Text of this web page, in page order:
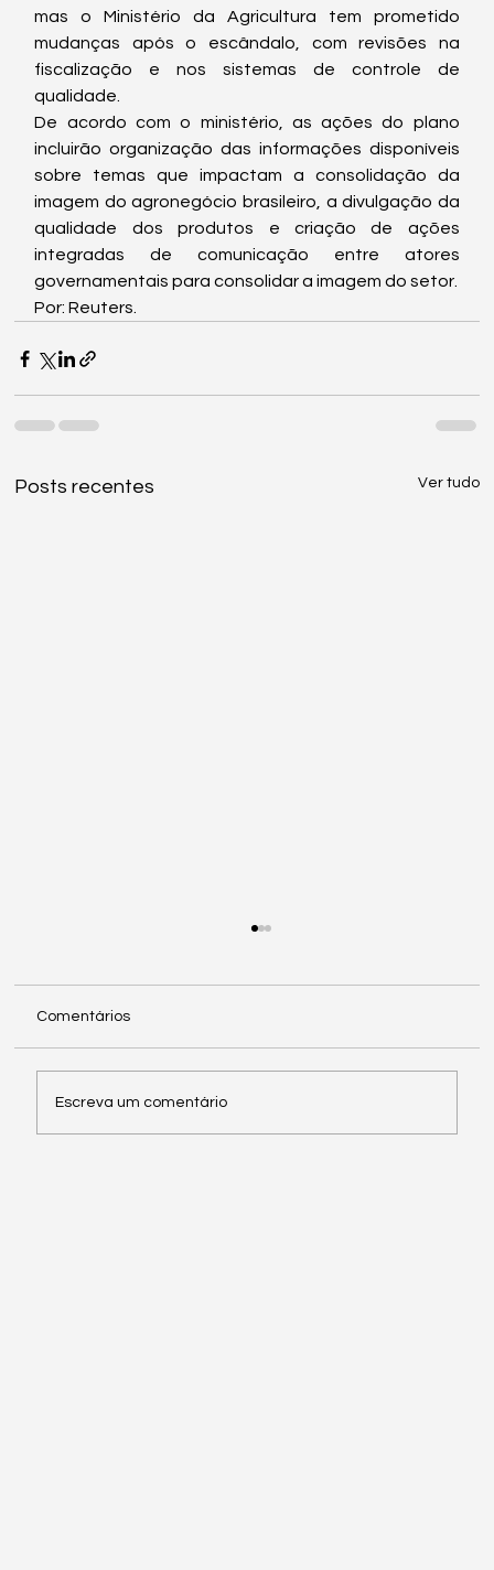
mas o Ministério da Agricultura tem prometido
mudanças após o escândalo, com revisões na
fiscalização e nos sistemas de controle de
qualidade.
De acordo com o ministério, as ações do plano
incluirão organização das informações disponíveis
sobre temas que impactam a consolidação da
imagem do agronegócio brasileiro, a divulgação da
qualidade dos produtos e criação de ações
integradas de comunicação entre atores
governamentais para consolidar a imagem do setor.
Por: Reuters.
Posts recentes Ver tudo
Comentários
Escreva um comentário